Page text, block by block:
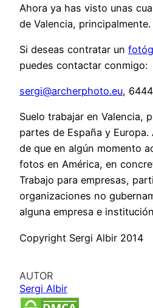
Ahora ya has visto unas
de Valencia, principalmente.
Si deseas contratar un
puedes contactar conmigo:
sergi@archerphoto.eu,
Suelo trabajar en Valencia,
partes de España y
de que en algún momento
fotos en América, en
Trabajo para empresas,
organizaciones no
alguna empresa e
Copyright Sergi Albir 2014
AUTOR
Sergi Albir